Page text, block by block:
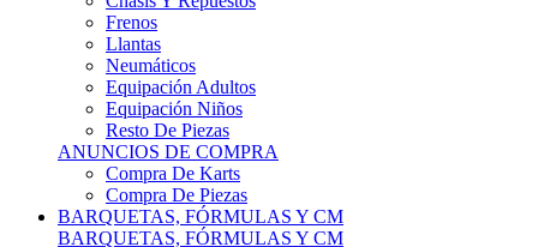
Llantas
Neumáticos
Equipación Adultos
Equipación Niños
Resto De Piezas
ANUNCIOS DE COMPRA
Compra De Karts
Compra De Piezas
BARQUETAS, FÓRMULAS Y CM
BARQUETAS, FÓRMULAS Y CM
Barquetas